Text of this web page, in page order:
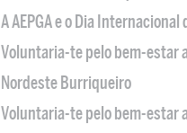
A AEPGA e o Dia Internacional
Voluntaria-te pelo bem-estar
Nordeste Burriqueiro
Voluntaria-te pelo bem-estar